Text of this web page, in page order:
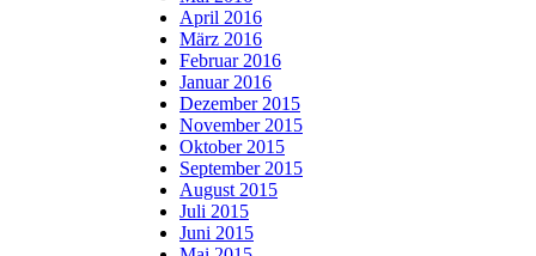
April 2016
März 2016
Februar 2016
Januar 2016
Dezember 2015
November 2015
Oktober 2015
September 2015
August 2015
Juli 2015
Juni 2015